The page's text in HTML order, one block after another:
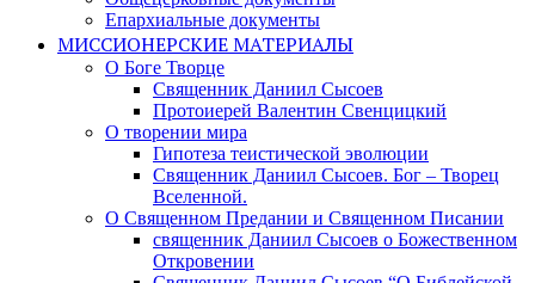
Епархиальные документы
МИССИОНЕРСКИЕ МАТЕРИАЛЫ
О Боге Творце
Священник Даниил Сысоев
Протоиерей Валентин Свенцицкий
О творении мира
Гипотеза теистической эволюции
Священник Даниил Сысоев. Бог – Творец
Вселенной.
О Священном Предании и Священном Писании
священник Даниил Сысоев о Божественном
Откровении